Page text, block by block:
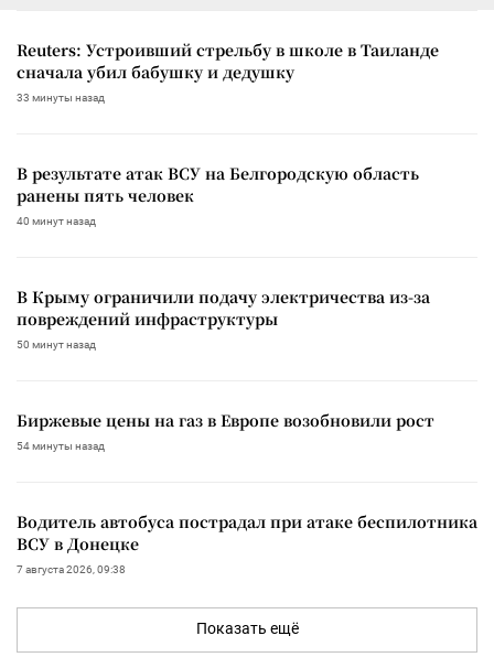
Reuters: Устроивший стрельбу в школе в Таиланде
сначала убил бабушку и дедушку
33 минуты назад
В результате атак ВСУ на Белгородскую область
ранены пять человек
40 минут назад
В Крыму ограничили подачу электричества из-за
повреждений инфраструктуры
50 минут назад
Биржевые цены на газ в Европе возобновили рост
54 минуты назад
Водитель автобуса пострадал при атаке беспилотника
ВСУ в Донецке
7 августа 2026, 09:38
Показать ещё